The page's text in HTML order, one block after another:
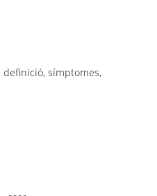
definició, símptomes,